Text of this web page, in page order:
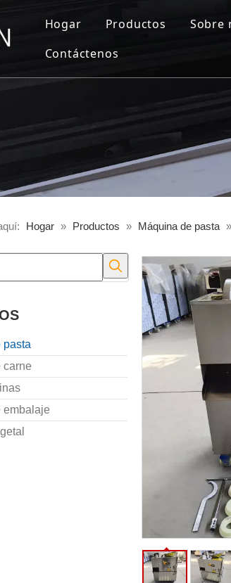
Hogar Productos
Máquina vegetal
Sobre
Contáctenos
Hogar » Productos » Máquina de pasta »
pasta
carne
embalaje